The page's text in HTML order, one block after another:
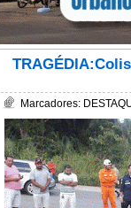
Marcadores: